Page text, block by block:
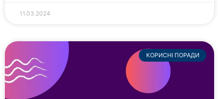
11.03.2024
КОРИСНІ ПОРАДИ